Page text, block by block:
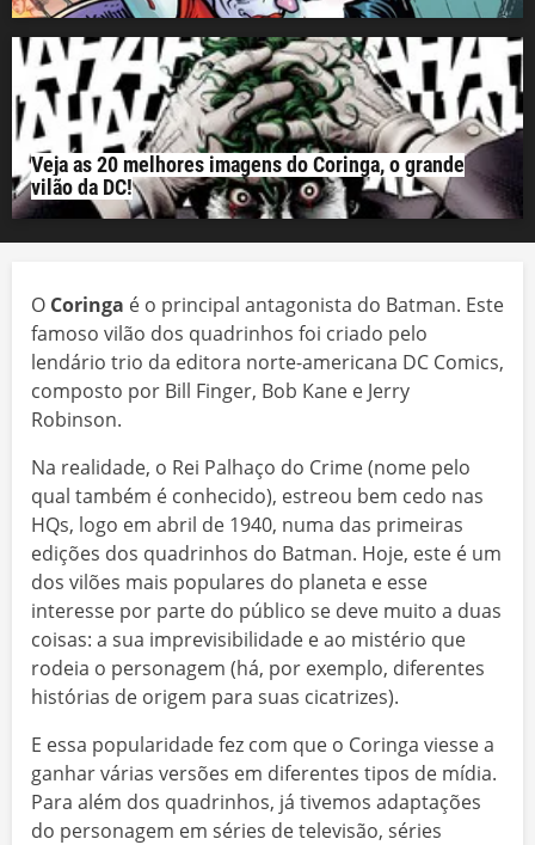
Veja as 20 melhores imagens do Coringa, o grande
vilão da DC!
O Coringa é o principal antagonista do Batman. Este
famoso vilão dos quadrinhos foi criado pelo
lendário trio da editora norte-americana DC Comics,
composto por Bill Finger, Bob Kane e Jerry
Robinson.
Na realidade, o Rei Palhaço do Crime (nome pelo
qual também é conhecido), estreou bem cedo nas
HQs, logo em abril de 1940, numa das primeiras
edições dos quadrinhos do Batman. Hoje, este é um
dos vilões mais populares do planeta e esse
interesse por parte do público se deve muito a duas
coisas: a sua imprevisibilidade e ao mistério que
rodeia o personagem (há, por exemplo, diferentes
histórias de origem para suas cicatrizes).
E essa popularidade fez com que o Coringa viesse a
ganhar várias versões em diferentes tipos de mídia.
Para além dos quadrinhos, já tivemos adaptações
do personagem em séries de televisão, séries